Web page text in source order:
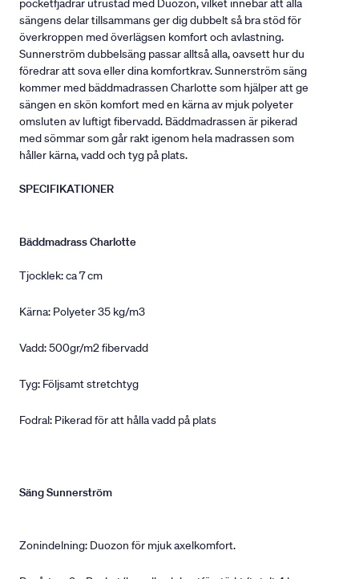
pocketfjädrar utrustad med Duozon, vilket innebär att alla
sängens delar tillsammans ger dig dubbelt så bra stöd för
överkroppen med överlägsen komfort och avlastning.
Sunnerström dubbelsäng passar alltså alla, oavsett hur du
föredrar att sova eller dina komfortkrav. Sunnerström säng
kommer med bäddmadrassen Charlotte som hjälper att ge
sängen en skön komfort med en kärna av mjuk polyeter
omsluten av luftigt fibervadd. Bäddmadrassen är pikerad
med sömmar som går rakt igenom hela madrassen som
håller kärna, vadd och tyg på plats.
SPECIFIKATIONER
Bäddmadrass Charlotte
Tjocklek: ca 7 cm
Kärna: Polyeter 35 kg/m3
Vadd: 500gr/m2 fibervadd
Tyg: Följsamt stretchtyg
Fodral: Pikerad för att hålla vadd på plats
Säng Sunnerström
Zonindelning: Duozon för mjuk axelkomfort.